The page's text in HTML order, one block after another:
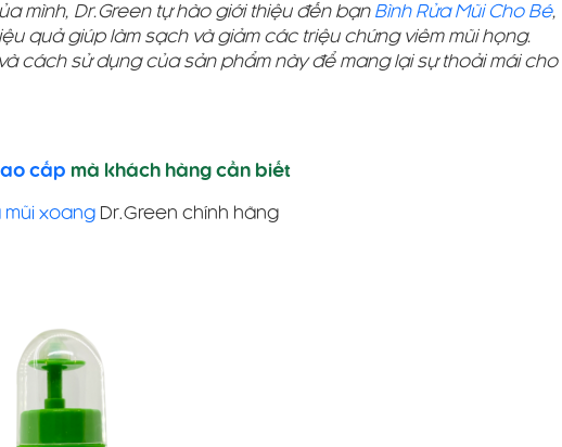
mình, Dr.Green tự hào giới thiệu đến bạn Bình Rửa Mũi Cho Bé,
quả giúp làm sạch và giảm các triệu chứng viêm mũi họng.
cách sử dụng của sản phẩm này để mang lại sự thoải mái cho
cấp mà khách hàng cần biết
mũi xoang Dr.Green chính hãng